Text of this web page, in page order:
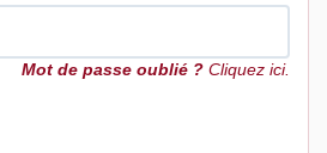
Mot de passe oublié ? Cliquez ici.